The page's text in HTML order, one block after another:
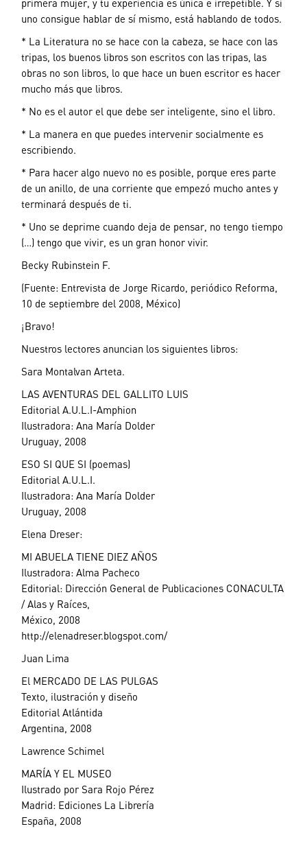
primera mujer, y tu experiencia es única e irrepetible. Y si
uno consigue hablar de sí mismo, está hablando de todos.
* La Literatura no se hace con la cabeza, se hace con las
tripas, los buenos libros son escritos con las tripas, las
obras no son libros, lo que hace un buen escritor es hacer
mucho más que libros.
* No es el autor el que debe ser inteligente, sino el libro.
* La manera en que puedes intervenir socialmente es
escribiendo.
* Para hacer algo nuevo no es posible, porque eres parte
de un anillo, de una corriente que empezó mucho antes y
terminará después de ti.
* Uno se deprime cuando deja de pensar, no tengo tiempo
(…) tengo que vivir, es un gran honor vivir.
Becky Rubinstein F.
(Fuente: Entrevista de Jorge Ricardo, periódico Reforma,
10 de septiembre del 2008, México)
¡Bravo!
Nuestros lectores anuncian los siguientes libros:
Sara Montalvan Arteta.
LAS AVENTURAS DEL GALLITO LUIS
Editorial A.U.L.I-Amphion
Ilustradora: Ana María Dolder
Uruguay, 2008
ESO SI QUE SI (poemas)
Editorial A.U.L.I.
Ilustradora: Ana María Dolder
Uruguay, 2008
Elena Dreser:
MI ABUELA TIENE DIEZ AÑOS
Ilustradora: Alma Pacheco
Editorial: Dirección General de Publicaciones CONACULTA
/ Alas y Raíces,
México, 2008
http://elenadreser.blogspot.com/
Juan Lima
El MERCADO DE LAS PULGAS
Texto, ilustración y diseño
Editorial Atlántida
Argentina, 2008
Lawrence Schimel
MARÍA Y EL MUSEO
Ilustrado por Sara Rojo Pérez
Madrid: Ediciones La Librería
España, 2008